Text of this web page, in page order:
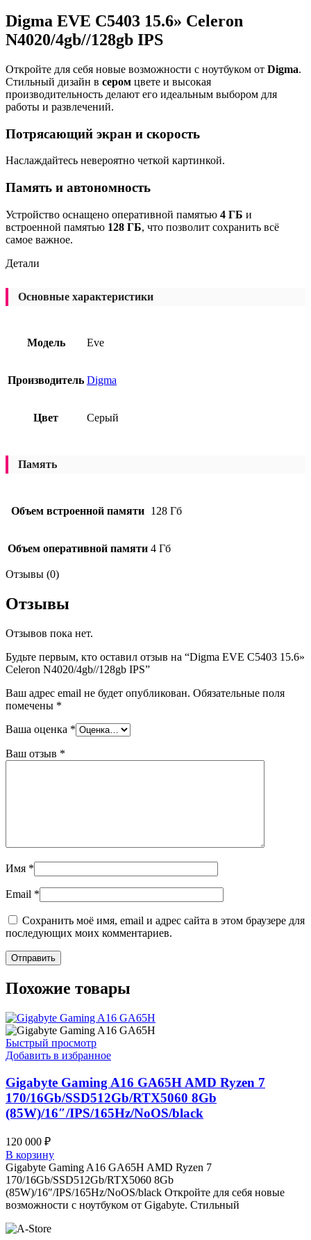
Digma EVE C5403 15.6» Celeron
N4020/4gb//128gb IPS
Откройте для себя новые возможности с ноутбуком от Digma.
Стильный дизайн в сером цвете и высокая
производительность делают его идеальным выбором для
работы и развлечений.
Потрясающий экран и скорость
Наслаждайтесь невероятно четкой картинкой.
Память и автономность
Устройство оснащено оперативной памятью 4 ГБ и
встроенной памятью 128 ГБ, что позволит сохранить всё
самое важное.
Детали
Основные характеристики
Модель Eve
Производитель Digma
Цвет Серый
Память
Объем встроенной памяти 128 Гб
Объем оперативной памяти 4 Гб
Отзывы (0)
Отзывы
Отзывов пока нет.
Будьте первым, кто оставил отзыв на “Digma EVE C5403 15.6»
Celeron N4020/4gb//128gb IPS”
Ваш адрес email не будет опубликован. Обязательные поля
помечены *
Ваша оценка *
Ваш отзыв *
Имя *
Email *
Сохранить моё имя, email и адрес сайта в этом браузере для
последующих моих комментариев.
Похожие товары
Быстрый просмотр
Добавить в избранное
Gigabyte Gaming A16 GA65H AMD Ryzen 7
170/16Gb/SSD512Gb/RTX5060 8Gb
(85W)/16″/IPS/165Hz/NoOS/black
120 000 ₽
В корзину
Gigabyte Gaming A16 GA65H AMD Ryzen 7
170/16Gb/SSD512Gb/RTX5060 8Gb
(85W)/16″/IPS/165Hz/NoOS/black Откройте для себя новые
возможности с ноутбуком от Gigabyte. Стильный